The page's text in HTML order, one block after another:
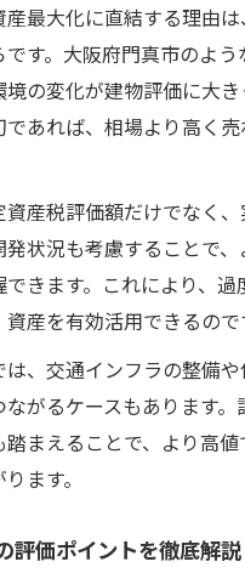
最大化に直結する理由
す。大阪府門真市のよう
の変化が建物評価に大き
であれば、相場より高く
産税評価額だけでなく
状況も考慮することで
きます。これにより、過
産を有効活用できるので
は、交通インフラの整備
がるケースもあります。
踏まえることで、より高
ます。
評価ポイントを徹底解説